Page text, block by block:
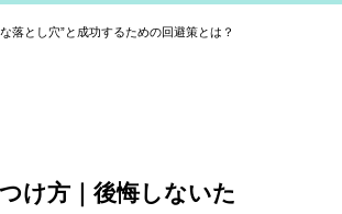
落とし穴”と成功するための回避策とは？
け方｜後悔しないた